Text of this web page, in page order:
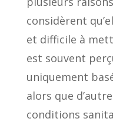
considèrent
et difficile à
est souvent
uniquement
alors que
conditions